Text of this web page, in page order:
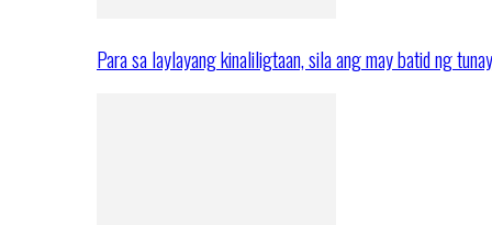
Para sa laylayang kinaliligtaan, sila ang may batid ng